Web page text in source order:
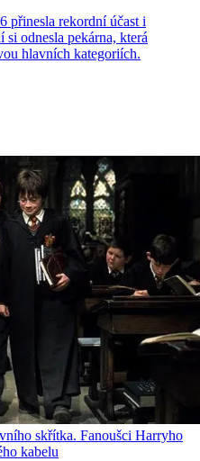
přinesla rekordní účast i
odnesla pekárna, která
hlavních kategoriích.
skřítka. Fanoušci Harryho
kabelu